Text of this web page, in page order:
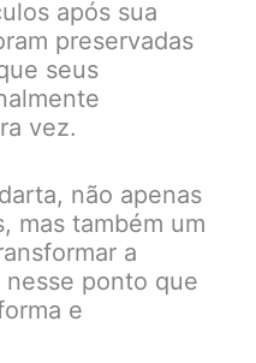
após sua
preservadas
seus
vez.
não apenas
mas também um
a
nesse ponto que
e